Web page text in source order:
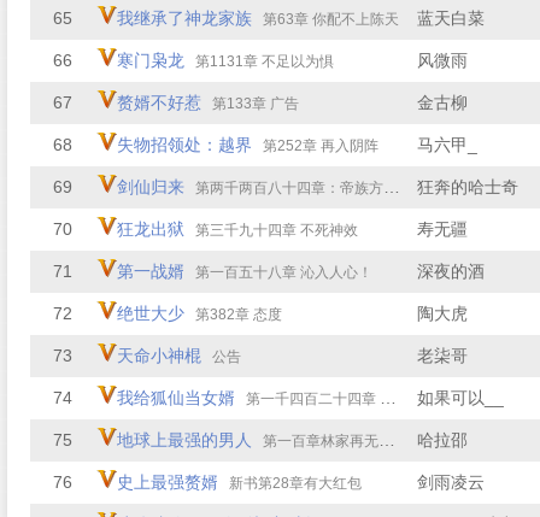
65 我继承了神龙家族 第63章 你配不上陈天 蓝天白菜
66 寒门枭龙 第1131章 不足以为惧 风微雨
67 赘婿不好惹 第133章 广告 金古柳
68 失物招领处：越界 第252章 再入阴阵 马六甲_
69 剑仙归来 第两千两百八十四章：帝族方家，陨！ 狂奔的哈士奇
70 狂龙出狱 第三千九十四章 不死神效 寿无疆
71 第一战婿 第一百五十八章 沁入人心！ 深夜的酒
72 绝世大少 第382章 态度 陶大虎
73 天命小神棍 公告 老柒哥
74 我给狐仙当女婿 第一千四百二十四章 师父 如果可以__
75 地球上最强的男人 第一百章林家再无出头之日 哈拉邵
76 史上最强赘婿 新书第28章有大红包 剑雨凌云